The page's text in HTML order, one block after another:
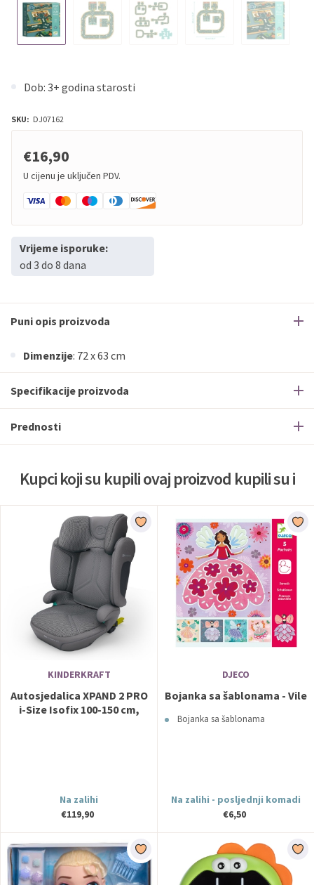
Dob: 3+ godina starosti
SKU: DJ07162
€16,90
U cijenu je uključen PDV.
Vrijeme isporuke:
od 3 do 8 dana
Puni opis proizvoda
Dimenzije: 72 x 63 cm
Specifikacije proizvoda
Prednosti
Kupci koji su kupili ovaj proizvod kupili su i
KINDERKRAFT
Autosjedalica XPAND 2 PRO
i-Size Isofix 100-150 cm,
Na zalihi
€119,90
DJECO
Bojanka sa šablonama - Vile
Bojanka sa šablonama
Na zalihi - posljednji komadi
€6,50